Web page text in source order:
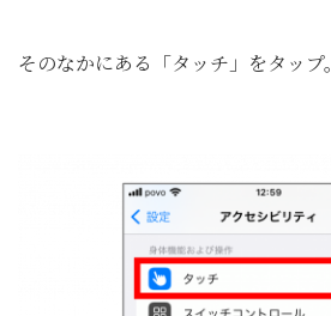
そのなかにある「タッチ」をタップ。